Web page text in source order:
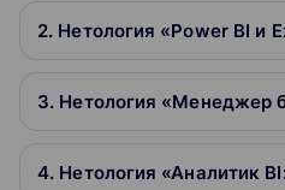
2. Нетология «Power BI и
3. Нетология «Менеджер
4. Нетология «Аналитик